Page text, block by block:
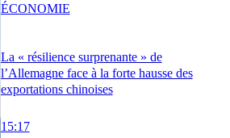
La « résilience surprenante » de
l’Allemagne face à la forte hausse des
exportations chinoises
15:17
ÉCONOMIE